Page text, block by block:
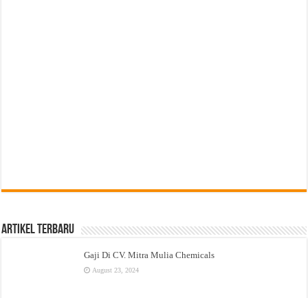
Artikel Terbaru
Gaji Di CV. Mitra Mulia Chemicals
August 23, 2024